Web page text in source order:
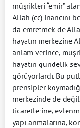
müşrikleri “emir”
Allah (cc) inancını
da emretmek de
hayatın merkezine
anlam verince,
hayatın gündelik
görüyorlardı. Bu
prensipler
merkezinde de
ticaretlerine,
yapılanmalarına,